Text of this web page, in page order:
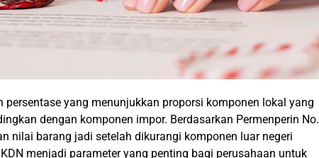
yang menunjukkan proporsi komponen lokal yang
dengan komponen impor. Berdasarkan Permenperin No.
nilai barang jadi setelah dikurangi komponen luar negeri
menjadi parameter yang penting bagi perusahaan untuk